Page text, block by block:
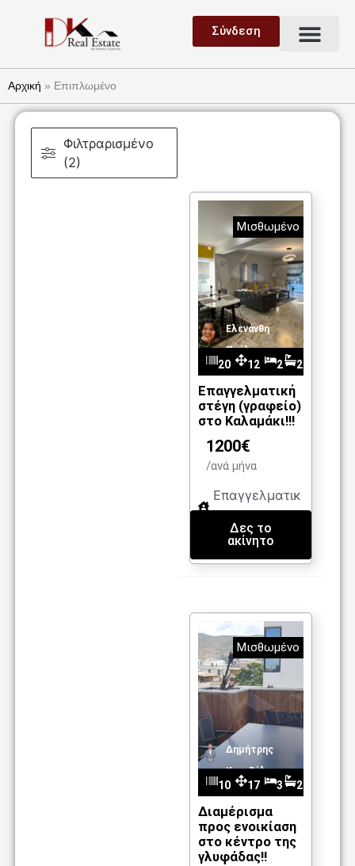
Σύνδεση
Αρχική » Επιπλωμένο
Φιλτραρισμένο
(2)
Μισθωμένο
Ελενάνθη
Παύλου
20
27
12
5
2
2 2
Επαγγελματική
στέγη (γραφείο)
στο Καλαμάκι!!!
1200€
/ανά μήνα
Επαγγελματικ
Δες το
ακίνητο
Μισθωμένο
Δημήτρης
Καντζέλης
10
08
17
5
2
3 2
Διαμέρισμα
προς ενοικίαση
στο κέντρο της
γλυφάδας!!